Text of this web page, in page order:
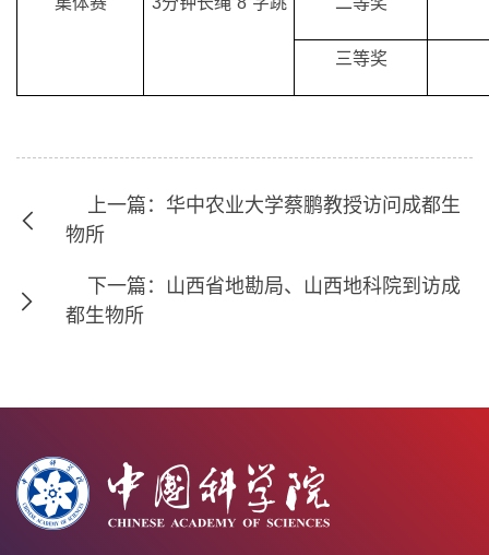
三等奖
上一篇：华中农业大学蔡鹏教授访问成都生
物所
下一篇：山西省地勘局、山西地科院到访成
都生物所